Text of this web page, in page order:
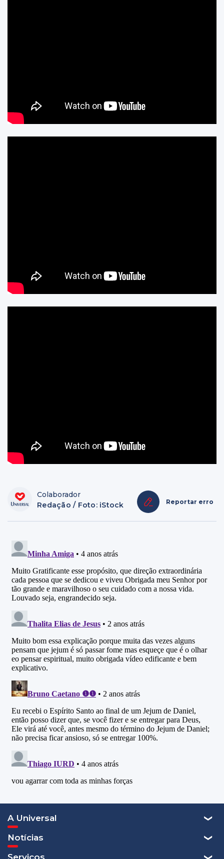
Colaborador
Redação / Foto: iStock
Reportar erro
A Universal
Notícias